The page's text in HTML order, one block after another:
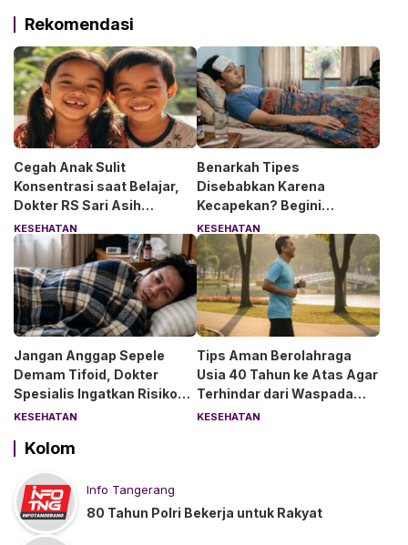
Rekomendasi
Cegah Anak Sulit
Konsentrasi saat Belajar,
Dokter RS Sari Asih
Anjurkan 6 Asupan Ini
KESEHATAN
Benarkah Tipes
Disebabkan Karena
Kecapekan? Begini
Penjelasan Dokter RS Sari
Asih Bintaro
KESEHATAN
Jangan Anggap Sepele
Demam Tifoid, Dokter
Spesialis Ingatkan Risiko
Kebocoran Usus
KESEHATAN
Tips Aman Berolahraga
Usia 40 Tahun ke Atas Agar
Terhindar dari Waspada
“Angin Duduk”
KESEHATAN
Kolom
Info Tangerang
80 Tahun Polri Bekerja untuk Rakyat